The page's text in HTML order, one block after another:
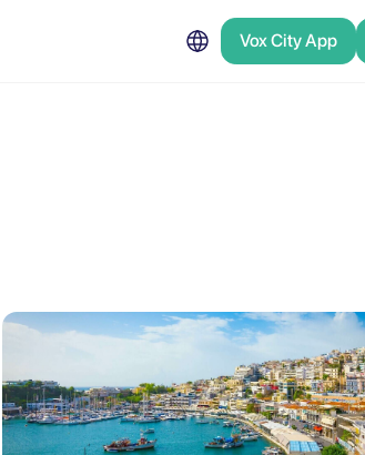
Vox City App